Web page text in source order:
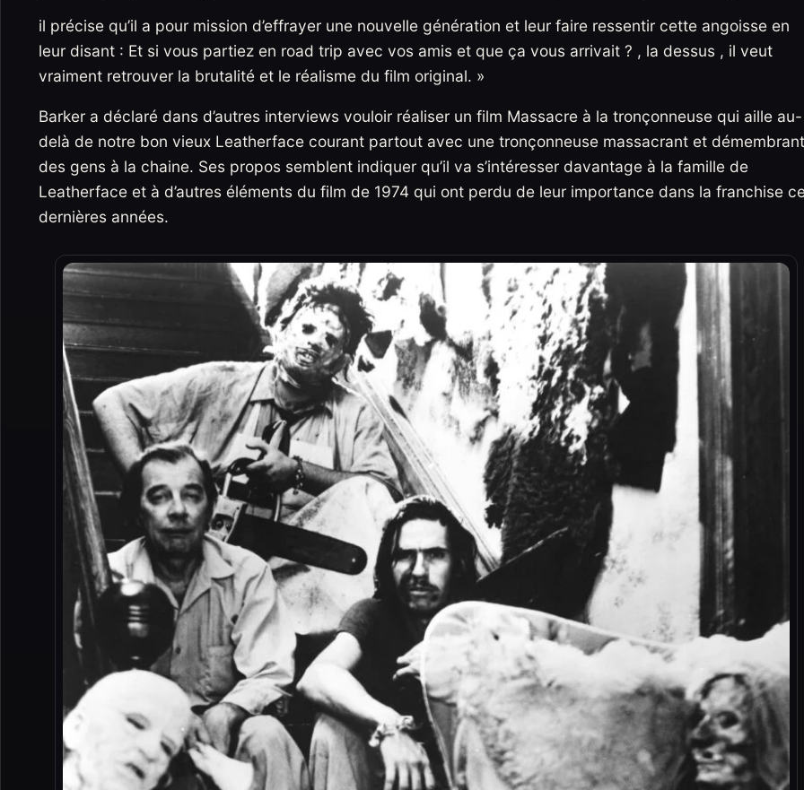
il précise qu’il a pour mission d’effrayer une nouvelle génération et leur faire ressentir cette angoisse en
leur disant : Et si vous partiez en road trip avec vos amis et que ça vous arrivait ? , la dessus , il veut
vraiment retrouver la brutalité et le réalisme du film original. »
Barker a déclaré dans d’autres interviews vouloir réaliser un film Massacre à la tronçonneuse qui aille au-
delà de notre bon vieux Leatherface courant partout avec une tronçonneuse massacrant et démembrant
des gens à la chaine. Ses propos semblent indiquer qu’il va s’intéresser davantage à la famille de
Leatherface et à d’autres éléments du film de 1974 qui ont perdu de leur importance dans la franchise
dernières années.